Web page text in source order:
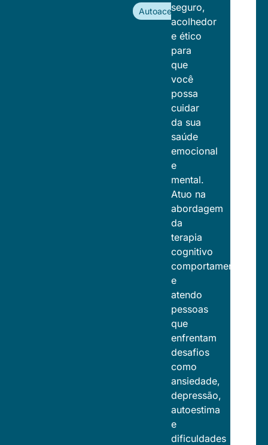
Autoaceitação
seguro,
acolhedor
e ético
para
que
você
possa
cuidar
da sua
saúde
emocional
e
mental.
Atuo na
abordagem
da
terapia
cognitivo
comportamental
e
atendo
pessoas
que
enfrentam
desafios
como
ansiedade,
depressão,
autoestima
e
dificuldades